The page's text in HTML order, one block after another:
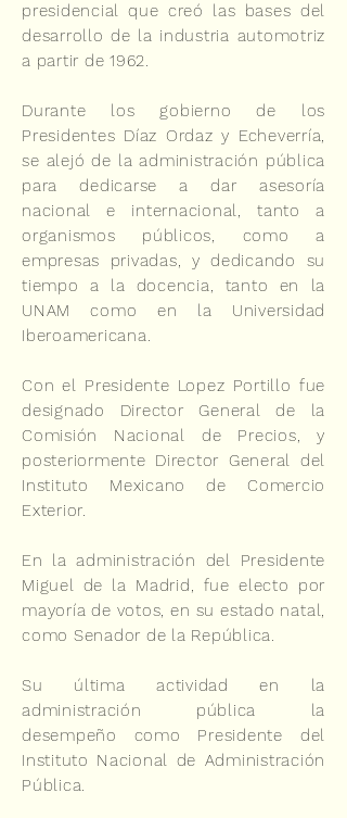
presidencial que creó las bases del
desarrollo de la industria automotriz
a partir de 1962.
Durante los gobierno de los
Presidentes Díaz Ordaz y Echeverría,
se alejó de la administración pública
para dedicarse a dar asesoría
nacional e internacional, tanto a
organismos públicos, como a
empresas privadas, y dedicando su
tiempo a la docencia, tanto en la
UNAM como en la Universidad
Iberoamericana.
Con el Presidente Lopez Portillo fue
designado Director General de la
Comisión Nacional de Precios, y
posteriormente Director General del
Instituto Mexicano de Comercio
Exterior.
En la administración del Presidente
Miguel de la Madrid, fue electo por
mayoría de votos, en su estado natal,
como Senador de la República.
Su última actividad en la
administración pública la
desempeño como Presidente del
Instituto Nacional de Administración
Pública.